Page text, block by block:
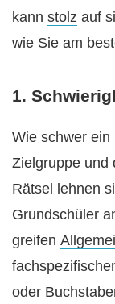
kann stolz auf
wie Sie am
1.
Wie schwer
Zielgruppe und
Rätsel lehnen
Grundschüler
greifen
oder